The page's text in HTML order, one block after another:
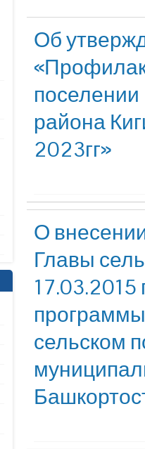
Об
района
2023гг»
О
Главы
сельском